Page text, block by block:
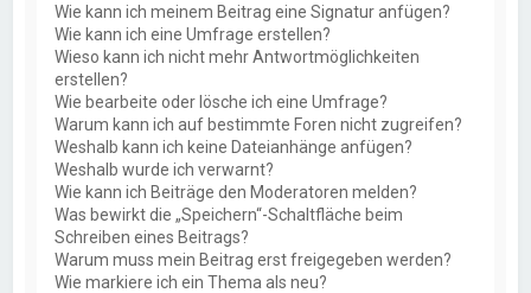
Wie kann ich meinem Beitrag eine Signatur anfügen?
Wie kann ich eine Umfrage erstellen?
Wieso kann ich nicht mehr Antwortmöglichkeiten
erstellen?
Wie bearbeite oder lösche ich eine Umfrage?
Warum kann ich auf bestimmte Foren nicht zugreifen?
Weshalb kann ich keine Dateianhänge anfügen?
Weshalb wurde ich verwarnt?
Wie kann ich Beiträge den Moderatoren melden?
Was bewirkt die „Speichern“-Schaltfläche beim
Schreiben eines Beitrags?
Warum muss mein Beitrag erst freigegeben werden?
Wie markiere ich ein Thema als neu?